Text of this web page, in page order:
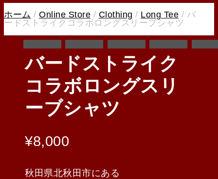
ホーム / Online Store / Clothing / Long Tee / バ
ードストライクコラボロングスリーブシャツ
バードストライク
コラボロングスリ
ーブシャツ
¥8,000
秋田県北秋田市にある